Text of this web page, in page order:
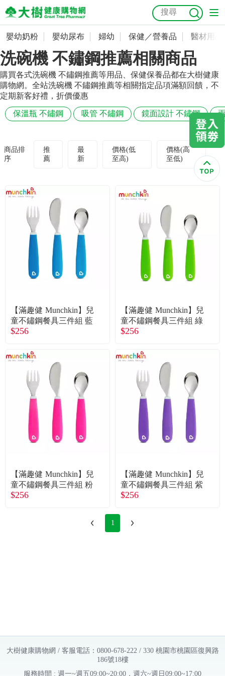
嬰幼奶粉
嬰幼尿布
婦幼
保健／營養品
醫材用品
美容／個人清潔
食品／健康食補
優惠活動
合作提案
購物流程
會員專區
折價券、紅利說明
抗菌 尿布 大樹獨家 益生菌 魚油 幼兒米餅 貓砂
奶瓶奶嘴
會員資料及密碼修改
常用收件人清單
訂單查詢
收藏清單
紅利點數查詢
優惠券領取
優惠券查詢
嬰幼奶粉 嬰幼尿布 婦幼 保健／營養品 醫材用品
洗碗機 不鏽鋼推薦相關商品
購買各式洗碗機 不鏽鋼推薦等用品、保健保養品都在大樹健康
購物網。全站洗碗機 不鏽鋼推薦等相關指定品項滿額回饋，不
定期新客好禮，折價優惠
保溫瓶 不鏽鋼 吸管 不鏽鋼 鏡面設計 不鏽鋼
商品排
序
推
薦
最
新
價格(低
至高)
價格(高
至低)
【滿趣健 Munchkin】兒
童不鏽鋼餐具三件組 藍
$256
【滿趣健 Munchkin】兒
童不鏽鋼餐具三件組 綠
$256
【滿趣健 Munchkin】兒
童不鏽鋼餐具三件組 粉
$256
【滿趣健 Munchkin】兒
童不鏽鋼餐具三件組 紫
$256
1
大樹健康購物網 / 客服電話：0800-678-222 / 330 桃園市桃園區復興路
186號18樓
服務時間 : 週一~週五09:00~20:00，週六~週日09:00~17:00